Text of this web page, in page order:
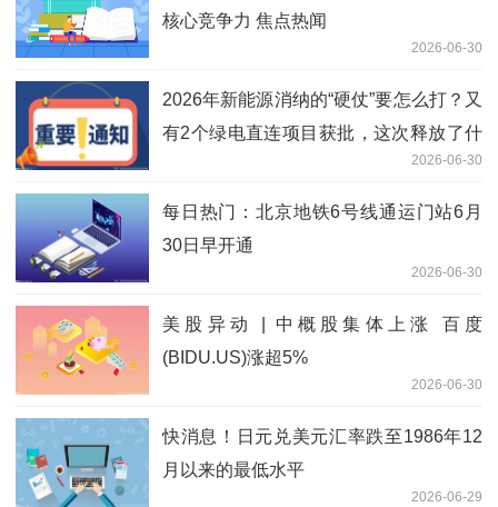
核心竞争力 焦点热闻
2026-06-30
2026年新能源消纳的“硬仗”要怎么打？又
有2个绿电直连项目获批，这次释放了什
么信号？煤化工、新材料，谁更需要绿
电？
2026-06-30
每日热门：北京地铁6号线通运门站6月
30日早开通
2026-06-30
美股异动 | 中概股集体上涨 百度
(BIDU.US)涨超5%
2026-06-30
快消息！日元兑美元汇率跌至1986年12
月以来的最低水平
2026-06-29